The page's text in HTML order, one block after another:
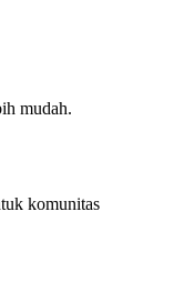
mudah.
komunitas